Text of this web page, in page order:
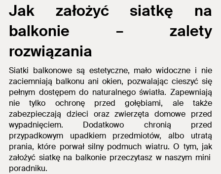
Jak założyć siatkę na
balkonie – zalety
rozwiązania
Siatki balkonowe są estetyczne, mało widoczne i nie
zaciemniają balkonu ani okien, pozwalając cieszyć się
pełnym dostępem do naturalnego światła. Zapewniają
nie tylko ochronę przed gołębiami, ale także
zabezpieczają dzieci oraz zwierzęta domowe przed
wypadnięciem. Dodatkowo chronią przed
przypadkowym upadkiem przedmiotów, albo utratą
prania, które porwał silny podmuch wiatru. O tym, jak
założyć siatkę na balkonie przeczytasz w naszym mini
poradniku.